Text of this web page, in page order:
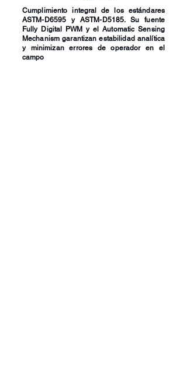
Cumplimiento integral de los estándares
ASTM-D6595 y ASTM-D5185. Su fuente
Fully Digital PWM y el Automatic Sensing
Mechanism garantizan estabilidad analítica
y minimizan errores de operador en el
campo